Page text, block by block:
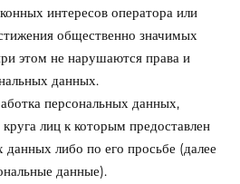
интересов оператора или
общественно значимых
этом не нарушаются права и
данных.
персональных данных,
лиц к которым предоставлен
либо по его просьбе (далее
данные).